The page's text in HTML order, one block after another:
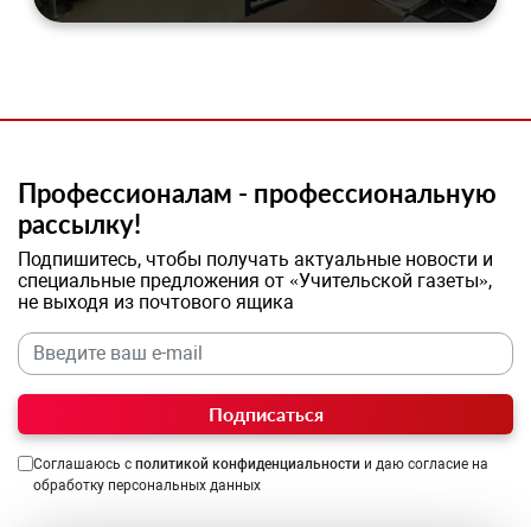
Профессионалам - профессиональную
рассылку!
Подпишитесь, чтобы получать актуальные новости и
специальные предложения от «Учительской газеты»,
не выходя из почтового ящика
Подписаться
Соглашаюсь с политикой конфиденциальности и даю согласие на
обработку персональных данных